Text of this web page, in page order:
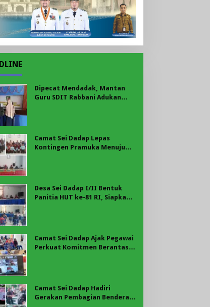
Dipecat Mendadak, Mantan
Guru SDIT Rabbani Adukan
Camat Sei Dadap Lepas
Kontingen Pramuka Menuju
Desa Sei Dadap I/II Bentuk
Panitia HUT ke-81 RI, Siapkan
Camat Sei Dadap Ajak Pegawai
Perkuat Komitmen Berantas
Camat Sei Dadap Hadiri
Gerakan Pembagian Bendera